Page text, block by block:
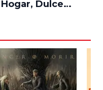
Hogar, Dulce